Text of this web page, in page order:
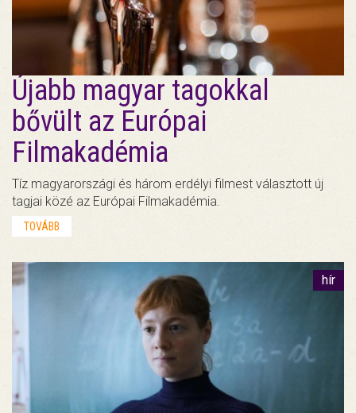
Újabb magyar tagokkal
bővült az Európai
Filmakadémia
Tíz magyarországi és három erdélyi filmest választott új
tagjai közé az Európai Filmakadémia.
TOVÁBB
hír